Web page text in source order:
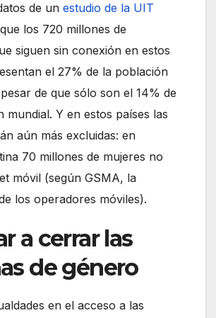
de un estudio de la UIT
los 720 millones de
siguen sin conexión en estos
el 27% de la población
de que sólo son el 14% de
mundial. Y en estos países las
aún más excluidas: en
70 millones de mujeres no
móvil (según GSMA, la
los operadores móviles).
a cerrar las
de género
en el acceso a las